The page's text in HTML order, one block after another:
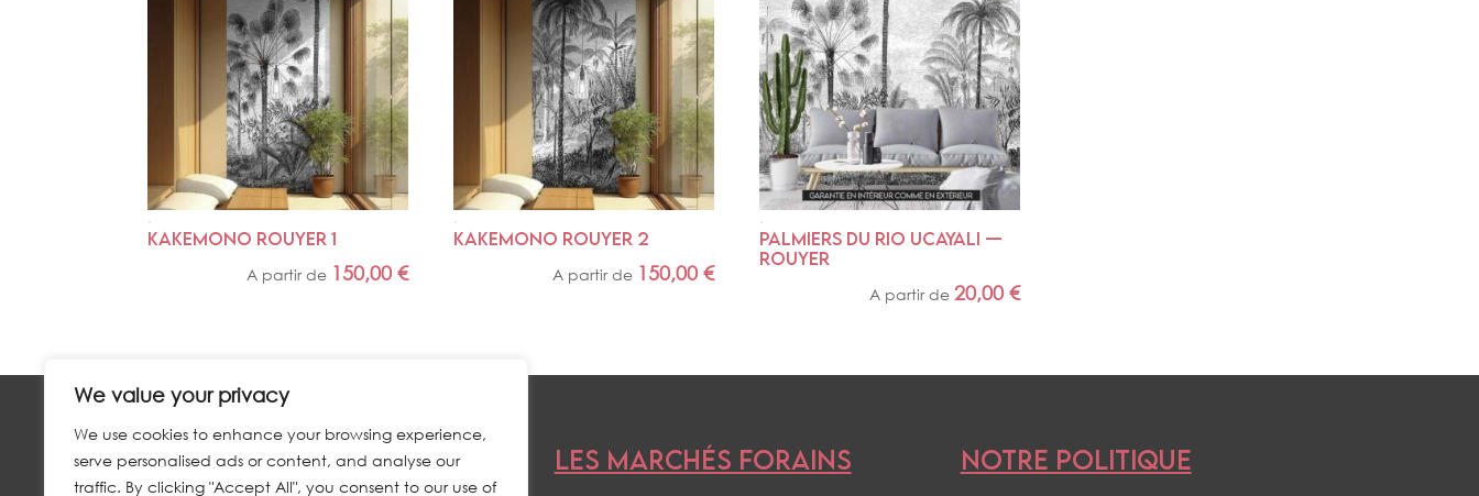
We value your privacy
We use cookies to enhance your browsing experience,
serve personalised ads or content, and analyse our
traffic. By clicking "Accept All", you consent to our use of
KAKEMONO ROUYER 1
A partir de 150,00€
KAKEMONO ROUYER 2
A partir de 150,00€
Palmiers du Rio Ucayali —
Rouyer
A partir de20,00€
NOUS CONTACTER LES MARCHÉS FORAINS NOTRE POLITIQUE